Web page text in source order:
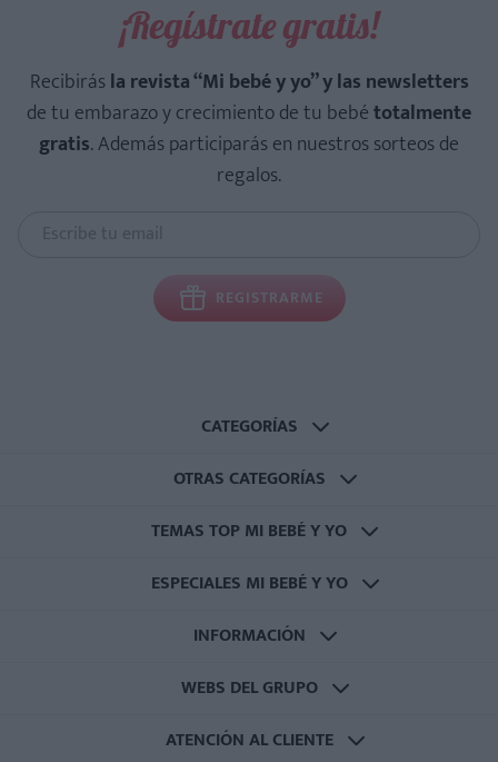
¡Regístrate gratis!
Recibirásla revista “Mi bebé y yo” y las newsletters
de tu embarazo y crecimiento de tu bebétotalmente
gratis. Además participarás en nuestros sorteos de
regalos.
REGISTRARME
CATEGORÍAS
OTRAS CATEGORÍAS
TEMAS TOP MI BEBÉ Y YO
ESPECIALES MI BEBÉ Y YO
INFORMACIÓN
WEBS DEL GRUPO
ATENCIÓN AL CLIENTE